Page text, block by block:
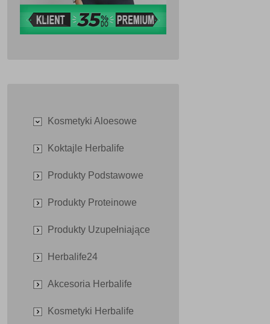
Kosmetyki Aloesowe
Koktajle Herbalife
Produkty Podstawowe
Produkty Proteinowe
Produkty Uzupełniające
Herbalife24
Akcesoria Herbalife
Kosmetyki Herbalife